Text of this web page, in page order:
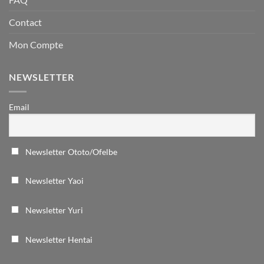
Contact
Mon Compte
NEWSLETTER
Email
Newsletter Ototo/Ofelbe
Newsletter Yaoi
Newsletter Yuri
Newsletter Hentai